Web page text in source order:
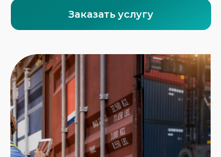
Ввоз и вывоз товаров в/из стран СНГ
и ЕАЭС
Сложные маршруты с необходимостью
портовой перевалки
Юго-Восточной Азии
особенно эффективна при следующих
обстоятельствах: